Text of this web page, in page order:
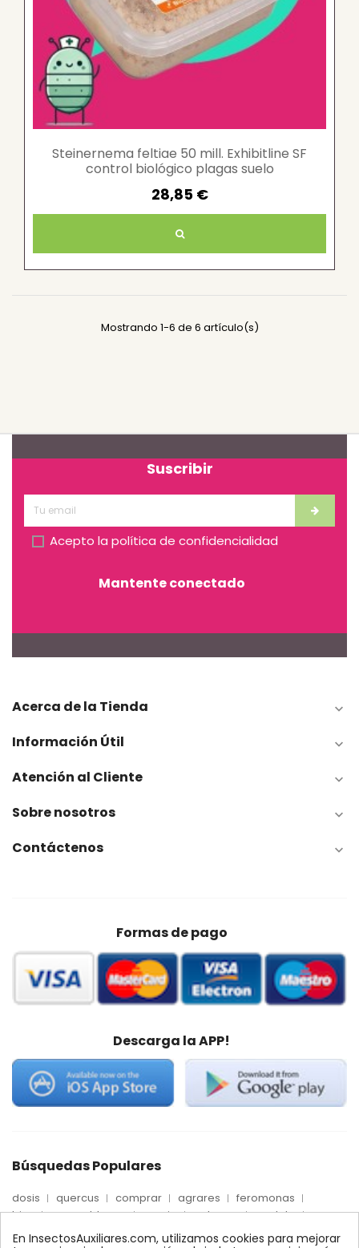
Steinernema feltiae 50 mill. Exhibitline SF
control biológico plagas suelo
28,85 €
Mostrando 1-6 de 6 artículo(s)
Suscribir
Acepto la política de confidencialidad
Mantente conectado
Acerca de la Tienda 
Información Útil 
Atención al Cliente 
Sobre nosotros 
Contáctenos 
Formas de pago
Descarga la APP!
Búsquedas Populares
dosis quercus comprar agrares
feromonas
trips
mosca blanca precio palmera
quelato
Econex
control amblyseius araña roja
En InsectosAuxiliares.com, utilizamos cookies para mejorar